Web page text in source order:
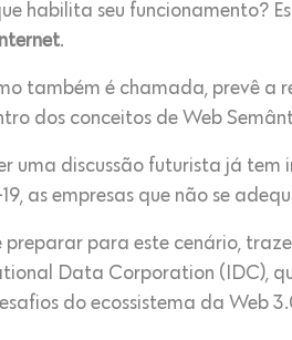
habilita seu funcionamento?
.
também é chamada, prevê
dos conceitos de Web
uma discussão futurista já tem
as empresas que não se
preparar para este cenário,
Data Corporation (IDC),
do ecossistema da Web